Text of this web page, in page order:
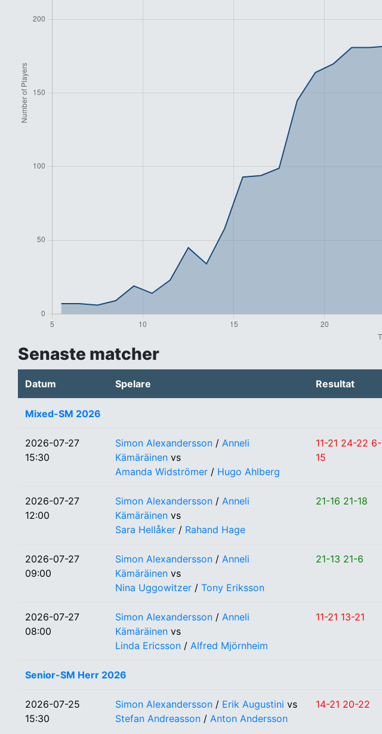
Senaste matcher
Datum Spelare Resultat
Mixed-SM 2026
2026-07-27
15:30
Simon Alexandersson / Anneli
Kämäräinen vs
Amanda Widströmer / Hugo Ahlberg
11-21 24-22 6-
15
2026-07-27
12:00
Simon Alexandersson / Anneli
Kämäräinen vs
Sara Hellåker / Rahand Hage
21-16 21-18
2026-07-27
09:00
Simon Alexandersson / Anneli
Kämäräinen vs
Nina Uggowitzer / Tony Eriksson
21-13 21-6
2026-07-27
08:00
Simon Alexandersson / Anneli
Kämäräinen vs
Linda Ericsson / Alfred Mjörnheim
11-21 13-21
Senior-SM Herr 2026
2026-07-25
15:30
Simon Alexandersson / Erik Augustini vs
Stefan Andreasson / Anton Andersson
14-21 20-22